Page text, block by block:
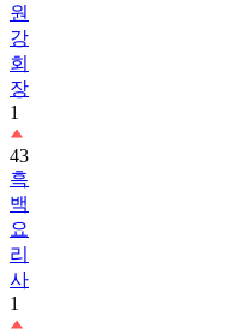
원
강
회
장
1
43
흑
백
요
리
사
1